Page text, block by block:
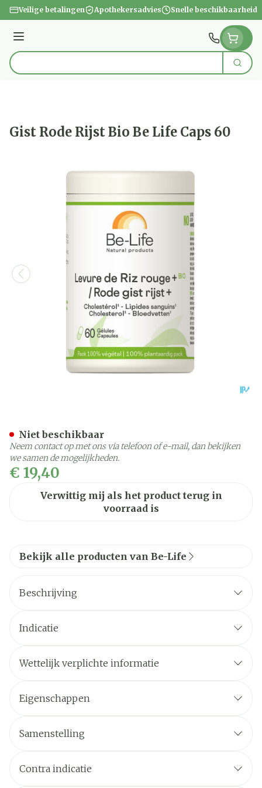
Ga naar de inhoud
Veilige betalingen Apothekersadvies Snelle beschikbaarheid
Menu
Product, merk, categorie... Zoek
Gist Rode Rijst Bio Be Life Caps 60
€ 19,40
Verwittig mij als het product terug in
voorraad is
Niet beschikbaar
Neem contact op met ons via telefoon of e-mail, dan bekijken
we samen de mogelijkheden.
Bekijk alle producten van Be-Life
Beschrijving
Indicatie
Wettelijk verplichte informatie
Eigenschappen
Samenstelling
Contra indicatie